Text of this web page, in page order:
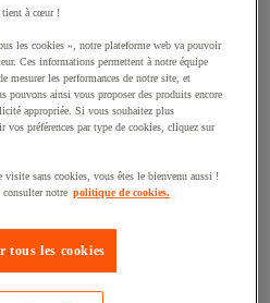
restauration
tient à cœur !
les cookies », notre plateforme web va pouvoir
Ces informations permettent à notre équipe
mesurer les performances de notre site, et
pouvons ainsi vous proposer des produits encore
appropriée. Si vous souhaitez plus
préférences par type de cookies, cliquez sur
sans cookies, vous êtes le bienvenu aussi !
notre politique de cookies.
tous les cookies